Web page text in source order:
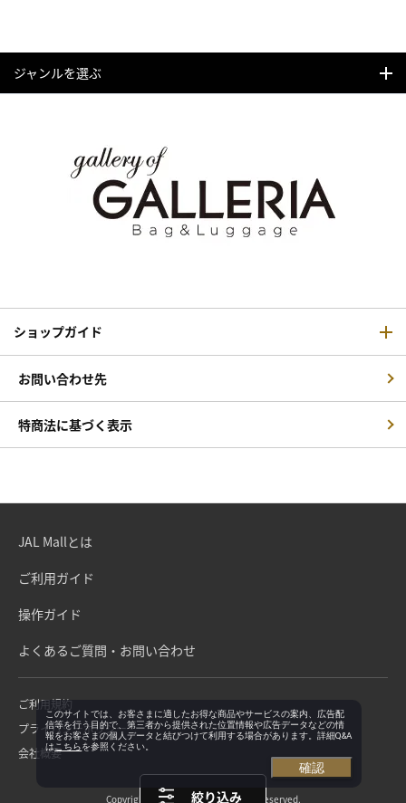
ジャンルを選ぶ
絞り込み
ショップガイド
お問い合わせ先
特商法に基づく表示
JAL Mallとは
ご利用ガイド
操作ガイド
よくあるご質問・お問い合わせ
ご利用規約
プライバシーポリシー
会社概要
Copyright©Japan Airlines. All rights reserved.
このサイトでは、お客さまに適したお得な商品やサービスの案内、広告配
信等を行う目的で、第三者から提供された位置情報や広告データなどの情
報をお客さまの個人データと結びつけて利用する場合があります。詳細Q&A
はこちらを参照ください。
確認